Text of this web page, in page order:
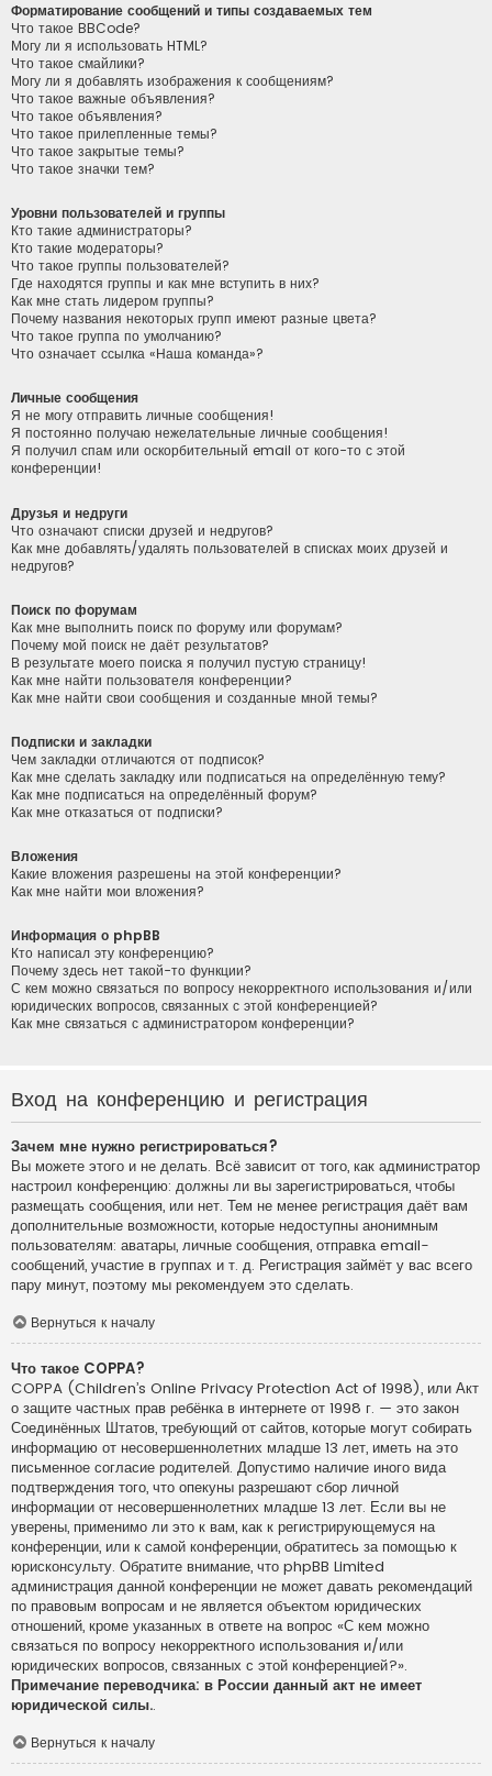
Форматирование сообщений и типы создаваемых тем
Что такое BBCode?
Могу ли я использовать HTML?
Что такое смайлики?
Могу ли я добавлять изображения к сообщениям?
Что такое важные объявления?
Что такое объявления?
Что такое прилепленные темы?
Что такое закрытые темы?
Что такое значки тем?
Уровни пользователей и группы
Кто такие администраторы?
Кто такие модераторы?
Что такое группы пользователей?
Где находятся группы и как мне вступить в них?
Как мне стать лидером группы?
Почему названия некоторых групп имеют разные цвета?
Что такое группа по умолчанию?
Что означает ссылка «Наша команда»?
Личные сообщения
Я не могу отправить личные сообщения!
Я постоянно получаю нежелательные личные сообщения!
Я получил спам или оскорбительный email от кого-то с этой
конференции!
Друзья и недруги
Что означают списки друзей и недругов?
Как мне добавлять/удалять пользователей в списках моих друзей и
недругов?
Поиск по форумам
Как мне выполнить поиск по форуму или форумам?
Почему мой поиск не даёт результатов?
В результате моего поиска я получил пустую страницу!
Как мне найти пользователя конференции?
Как мне найти свои сообщения и созданные мной темы?
Подписки и закладки
Чем закладки отличаются от подписок?
Как мне сделать закладку или подписаться на определённую тему?
Как мне подписаться на определённый форум?
Как мне отказаться от подписки?
Вложения
Какие вложения разрешены на этой конференции?
Как мне найти мои вложения?
Информация о phpBB
Кто написал эту конференцию?
Почему здесь нет такой-то функции?
С кем можно связаться по вопросу некорректного использования и/или
юридических вопросов, связанных с этой конференцией?
Как мне связаться с администратором конференции?
Вход на конференцию и регистрация
Зачем мне нужно регистрироваться?
Вы можете этого и не делать. Всё зависит от того, как администратор
настроил конференцию: должны ли вы зарегистрироваться, чтобы
размещать сообщения, или нет. Тем не менее регистрация даёт вам
дополнительные возможности, которые недоступны анонимным
пользователям: аватары, личные сообщения, отправка email-
сообщений, участие в группах и т. д. Регистрация займёт у вас всего
пару минут, поэтому мы рекомендуем это сделать.
Вернуться к началу
Что такое COPPA?
COPPA (Children’s Online Privacy Protection Act of 1998), или Акт
о защите частных прав ребёнка в интернете от 1998 г. — это закон
Соединённых Штатов, требующий от сайтов, которые могут собирать
информацию от несовершеннолетних младше 13 лет, иметь на это
письменное согласие родителей. Допустимо наличие иного вида
подтверждения того, что опекуны разрешают сбор личной
информации от несовершеннолетних младше 13 лет. Если вы не
уверены, применимо ли это к вам, как к регистрирующемуся на
конференции, или к самой конференции, обратитесь за помощью к
юрисконсульту. Обратите внимание, что phpBB Limited
администрация данной конференции не может давать рекомендаций
по правовым вопросам и не является объектом юридических
отношений, кроме указанных в ответе на вопрос «С кем можно
связаться по вопросу некорректного использования и/или
юридических вопросов, связанных с этой конференцией?».
Примечание переводчика: в России данный акт не имеет
юридической силы..
Вернуться к началу